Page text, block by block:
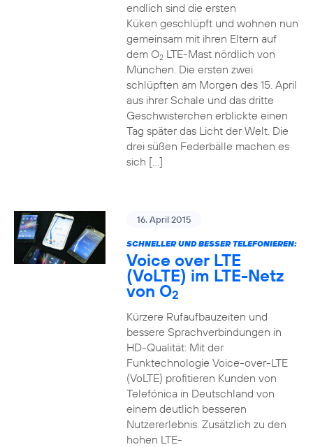
endlich sind die ersten
Küken geschlüpft und wohnen nun
gemeinsam mit ihren Eltern auf
dem O2LTE-Mast nördlich von
München. Die ersten zwei
schlüpften am Morgen des 15. April
aus ihrer Schale und das dritte
Geschwisterchen erblickte einen
Tag später das Licht der Welt. Die
drei süßen Federbälle machen es
sich […]
16. April 2015
SCHNELLER UND BESSER TELEFONIEREN:
Voice over LTE
(VoLTE) im LTE-Netz
von O2
Kürzere Rufaufbauzeiten und
bessere Sprachverbindungen in
HD-Qualität: Mit der
Funktechnologie Voice-over-LTE
(VoLTE) profitieren Kunden von
Telefónica in Deutschland von
einem deutlich besseren
Nutzererlebnis. Zusätzlich zu den
hohen LTE-